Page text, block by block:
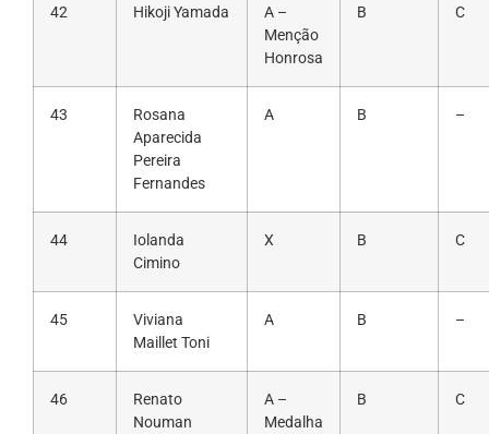
42 Hikoji Yamada
A –
Menção
Honrosa
B C
43
Rosana
Aparecida
Pereira
Fernandes
A B –
44
Iolanda
Cimino
X B C
45
Viviana
Maillet Toni
A B –
46
Renato
Nouman
A –
Medalha
B C